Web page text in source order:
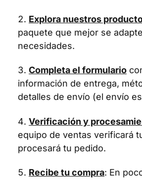
Explora nuestros
paquete que mejor se
necesidades.
Completa el formulario
información de entrega,
detalles de envío (el envío
Verificación y
equipo de ventas verificará
procesará tu pedido.
Recibe tu compra: En